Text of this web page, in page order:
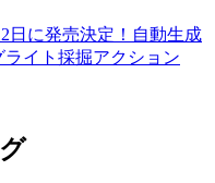
日に発売決定！自動生成
イト採掘アクション